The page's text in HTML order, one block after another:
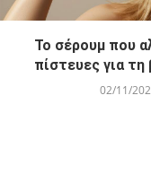
Το σέρουμ που
πίστευες για τη
02/11/